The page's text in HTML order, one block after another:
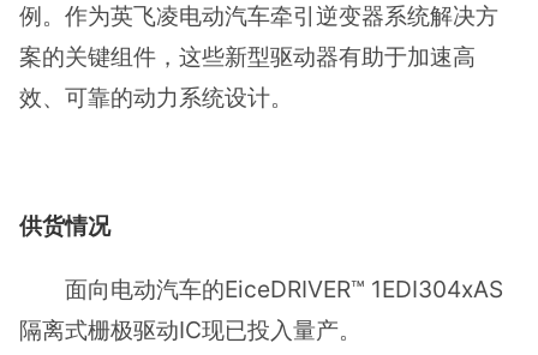
例。作为英飞凌电动汽车牵引逆变器系统解决方
案的关键组件，这些新型驱动器有助于加速高
效、可靠的动力系统设计。
供货情况
面向电动汽车的EiceDRIVER™ 1EDI304xAS
隔离式栅极驱动IC现已投入量产。